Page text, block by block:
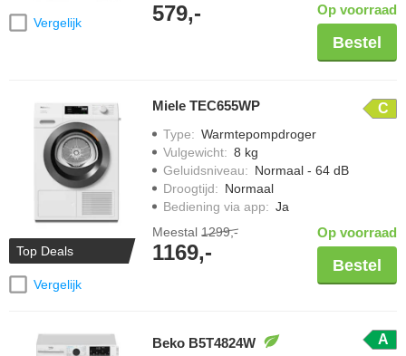
Vergelijk 579,- Op voorraad
Bestel
Top Deals
Vergelijk
Miele TEC655WP C
Type: Warmtepompdroger
Vulgewicht: 8 kg
Geluidsniveau: Normaal - 64 dB
Droogtijd: Normaal
Bediening via app: Ja
Meestal 1299,-
1169,-
Op voorraad
Bestel
Beko B5T4824W A